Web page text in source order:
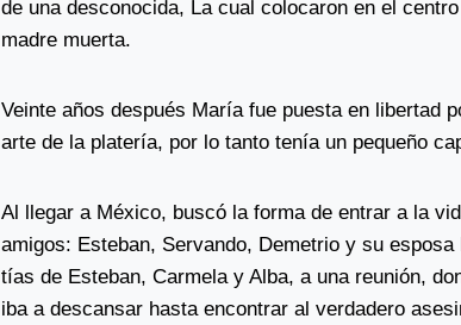
de una desconocida, La cual colocaron en el
madre muerta.
Veinte años después María fue puesta en libertad
arte de la platería, por lo tanto tenía un pequeño
Al llegar a México, buscó la forma de entrar a la
amigos: Esteban, Servando, Demetrio y su
tías de Esteban, Carmela y Alba, a una reunión,
iba a descansar hasta encontrar al verdadero